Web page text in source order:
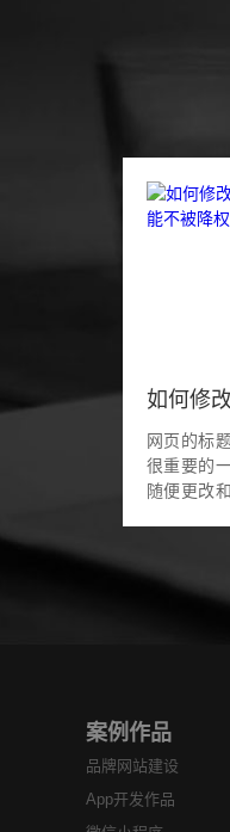
网页的标
很重要的
随便更改
才不至于
案例作品
品牌网站建设
App开发作品